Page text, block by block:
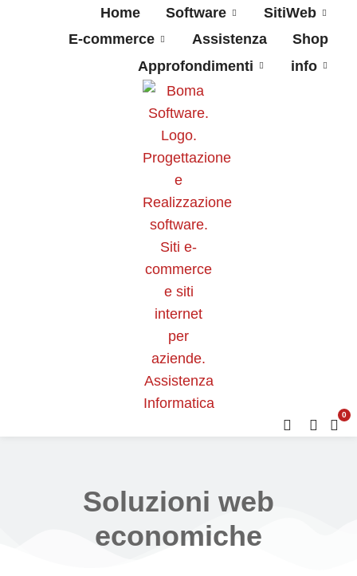
Home Software
SitiWeb
E-commerce
Assistenza
Shop
Approfondimenti
info
0
Soluzioni web
economiche